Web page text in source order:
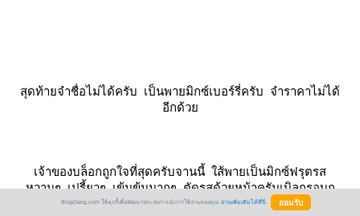
สุดท้ายจำชื่อไม่ได้ครับ เป็นพายมิกซ์เบอร์รี่ครับ จำราคาไม่ได้
อีกด้ว
เจ้าของบล็อกถูกใจที่สุดครับจานนี้ ใส้พายเป็นมิกซ์ฟรุตรส
หวานๆ เปรี้ยวๆ เข้มข้นมากๆ ตัดรสด้วยหน้าครัมเบิลกรอบก
รุบๆ รสเค็มน้อยๆ ทานกับซอสวนิลลารสหวานน้อยๆ เข้ากัน
BlogGang.com ใช้คุกกี้เพื่อพัฒนาประสบการณ์การใช้งานของคุณ อ่านเพิ่มเติมได้ที่นี่